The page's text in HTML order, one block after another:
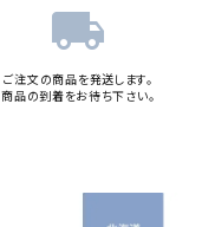
local_shipping
ご注文の商品を発送します。
商品の到着をお待ち下さい。